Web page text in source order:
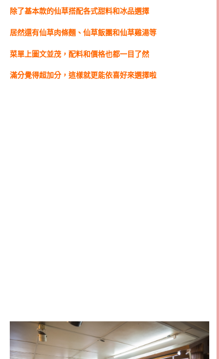
除了基本款的仙草搭配各式甜料和冰品選擇
居然還有仙草肉條麵、仙草飯團和仙草雞湯等
菜單上圖文並茂，配料和價格也都一目了然
滿分覺得超加分，這樣就更能依喜好來選擇啦